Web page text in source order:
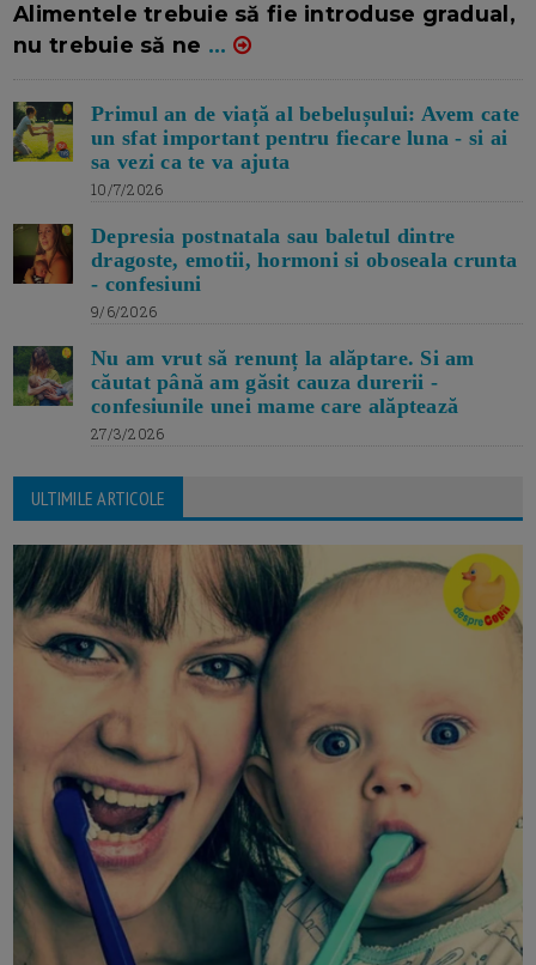
Alimentele trebuie să fie introduse gradual,
nu trebuie să ne ...
Primul an de viață al bebelușului: Avem cate
un sfat important pentru fiecare luna - si ai
sa vezi ca te va ajuta
10/7/2026
Depresia postnatala sau baletul dintre
dragoste, emotii, hormoni si oboseala crunta
- confesiuni
9/6/2026
Nu am vrut să renunț la alăptare. Si am
căutat până am găsit cauza durerii -
confesiunile unei mame care alăptează
27/3/2026
ULTIMILE ARTICOLE